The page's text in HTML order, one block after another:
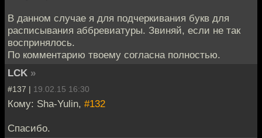
В данном случае я для подчеркивания букв для
расписывания аббревиатуры. Звиняй, если не так
воспринялось.
По комментарию твоему согласна полностью.
LCK »
#137 | 19.02.15 16:30
Кому: Sha-Yulin, #132
Спасибо.